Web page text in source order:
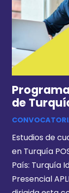
de
Estudios de
en Turquía
País: Turquía
Presencial